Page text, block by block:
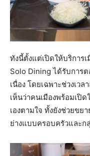
ทังนี้ตั้งแต่เปิดให้บริการ
Solo Dining ได้รับการ
เนื่อง โดยเฉพาะช่วงเว
เห็นว่าคนเมืองพร้อมเปิ
เองตามใจ ทั้งยังช่วยข
ย่างแบบครอบครัวและก